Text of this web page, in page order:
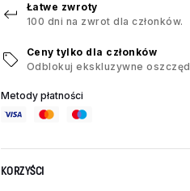
Łatwe zwroty
100 dni na zwrot dla członków.
Ceny tylko dla członków
Odblokuj ekskluzywne
Metody płatności
KORZYŚCI